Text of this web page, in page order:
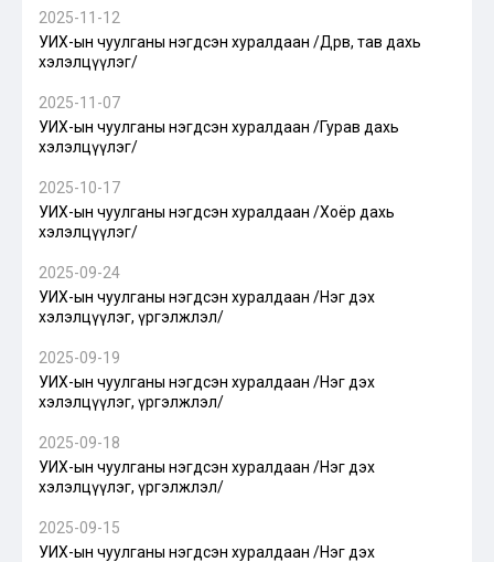
2025-11-12
УИХ-ын чуулганы нэгдсэн хуралдаан /Дөрөв, тав дахь
хэлэлцүүлэг/
2025-11-07
УИХ-ын чуулганы нэгдсэн хуралдаан /Гурав дахь
хэлэлцүүлэг/
2025-10-17
УИХ-ын чуулганы нэгдсэн хуралдаан /Хоёр дахь
хэлэлцүүлэг/
2025-09-24
УИХ-ын чуулганы нэгдсэн хуралдаан /Нэг дэх
хэлэлцүүлэг, үргэлжлэл/
2025-09-19
УИХ-ын чуулганы нэгдсэн хуралдаан /Нэг дэх
хэлэлцүүлэг, үргэлжлэл/
2025-09-18
УИХ-ын чуулганы нэгдсэн хуралдаан /Нэг дэх
хэлэлцүүлэг, үргэлжлэл/
2025-09-15
УИХ-ын чуулганы нэгдсэн хуралдаан /Нэг дэх